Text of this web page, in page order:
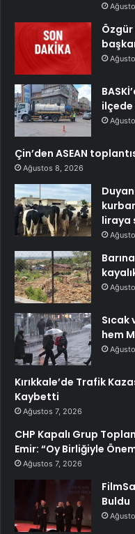
Özgür
Çin’den ASEAN
Ağustos 8, 2026
liraya
Sıcak
hem
Kırıkkale’de Trafik
Kaybetti
Ağustos 7, 2026
CHP Kapalı Grup
Emir: “Oy Birliğiyle
Ağustos 7, 2026
Buldu